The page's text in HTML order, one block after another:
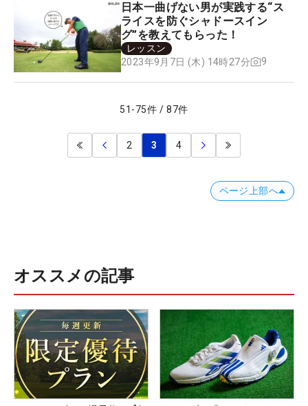
日本一曲げない男が実践する“ス
ライスを防ぐシャドースイン
グ”を教えてもらった！
レッスン
2023年9月7日 (木) 14時27分
9
51 -75件 / 87件
2 3 4
ページ上部へ
オススメの記事